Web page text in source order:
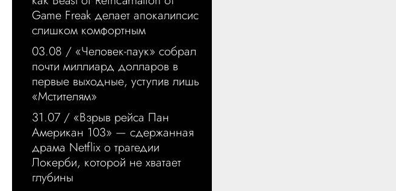
Game Freak делает апокалипсис
слишком комфортным
03.08 / «Человек-паук» собрал
почти миллиард долларов в
первые выходные, уступив лишь
«Мстителям»
31.07 / «Взрыв рейса Пан
Американ 103» — сдержанная
драма Netflix о трагедии
Локерби, которой не хватает
глубины